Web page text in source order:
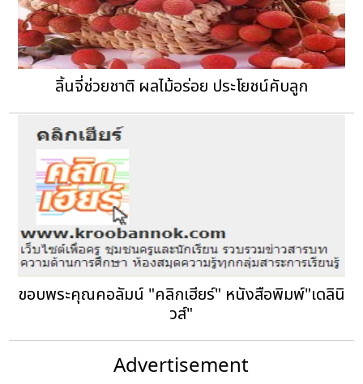
ลิ้นจี่ช่วยชาติ ผลไม้อร่อย ประโยชน์คับลูก
ขอบพระคุณคอลัมน์ "คลิกเฮียร์" หนังสือพิมพ์"เดลินิ
วส์"
Advertisement